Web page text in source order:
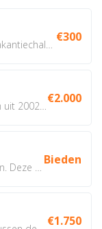
€300
€2.000
Bieden
€1.750